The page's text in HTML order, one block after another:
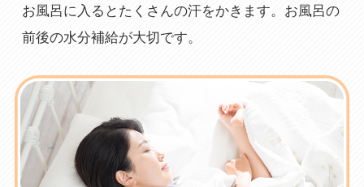
お風呂に入るとたくさんの汗をかきます。お風呂の
前後の水分補給が大切です。